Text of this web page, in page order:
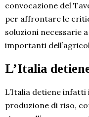
convocazione del
per affrontare le
soluzioni necessarie
importanti
L’Italia
L’Italia detiene
produzione di riso,